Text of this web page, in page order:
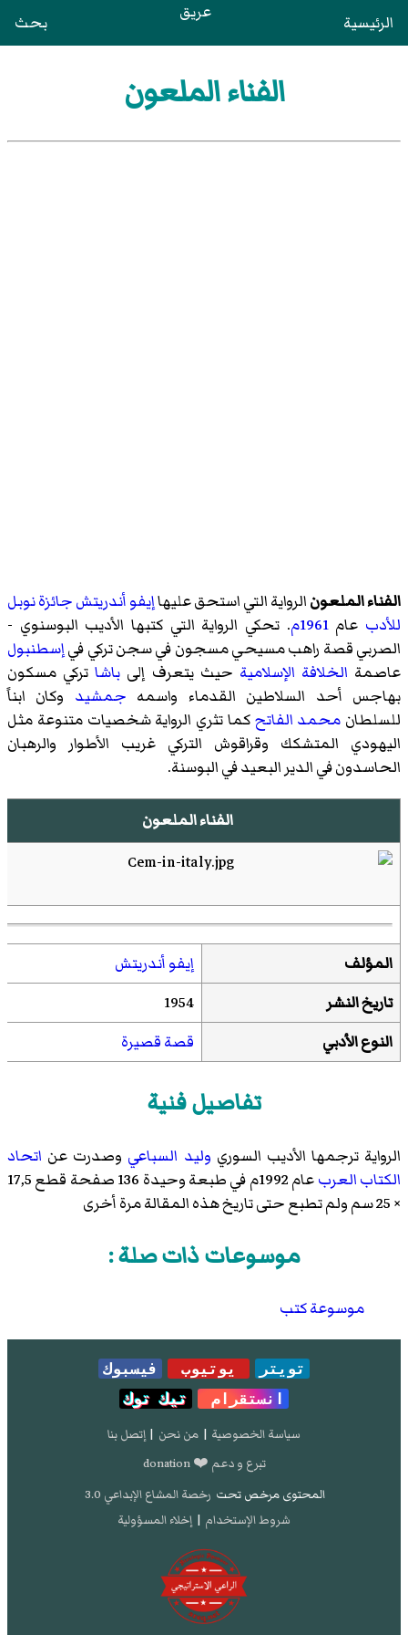
الرئيسية عريق بحث
الفناء الملعون
الفناء الملعونالرواية التي استحق عليهاإيفو أندريتشجائزة نوبل
للأدب عام1961م . تحكي الرواية التي كتبها الأديب البوسنوي -
الصربي قصة راهب مسيحي مسجون في سجن تركي فيإسطنبول
عاصمة الخلافة الإسلامية حيث يتعرف إلى باشاتركي مسكون
بهاجس أحد السلاطين القدماء واسمه جمشيد وكان ابناً
للسلطان محمد الفاتحكما تثري الرواية شخصيات متنوعة مثل
اليهودي المتشكك وقراقوش التركي غريب الأطوار والرهبان
الحاسدون في الدير البعيد في البوسنة.
الفناء الملعون
المؤلف
إيفو أندريتش
تاريخ النشر
1954
النوع الأدبي
قصة قصيرة
تفاصيل فنية
الرواية ترجمها الأديب السوري وليد السباعي وصدرت عن اتحاد
الكتاب العرب
عام 1992م في طبعة وحيدة 136 صفحة قطع 17,5
× 25 سم ولم تطبع حتى تاريخ هذه المقالة مرة أخرى
موسوعات ذات صلة :
موسوعة كتب
تويتر يوتيوب
فيسبوك
انستقرام
تيك توك
سياسة الخصوصية | من نحن | إتصل بنا
تبرع و دعم ❤️ donation
المحتوى مرخص تحت رخصة المشاع الإبداعي 3.0
شروط الإستخدام | إخلاء المسؤولية